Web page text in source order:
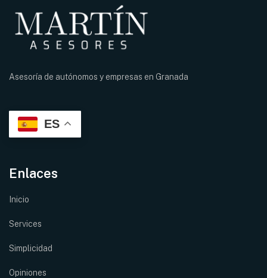
Asesoría de autónomos y empresas en Granada
ES
Enlaces
Inicio
Services
Simplicidad
Opiniones